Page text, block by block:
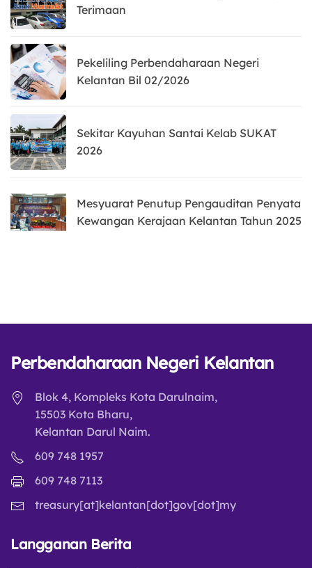
Terimaan
Pekeliling Perbendaharaan Negeri
Kelantan Bil 02/2026
Sekitar Kayuhan Santai Kelab SUKAT
2026
Mesyuarat Penutup Pengauditan Penyata
Kewangan Kerajaan Kelantan Tahun 2025
Perbendaharaan Negeri Kelantan
Blok 4, Kompleks Kota Darulnaim,
15503 Kota Bharu,
Kelantan Darul Naim.
609 748 1957
609 748 7113
treasury[at]kelantan[dot]gov[dot]my
Langganan Berita